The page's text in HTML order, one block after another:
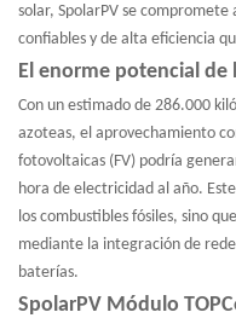
solar, SpolarPV se
confiables y de alta eficiencia
El enorme potencial de
Con un estimado de 286.000
azoteas, el aprovechamiento
fotovoltaicas (FV) podría
hora de electricidad al año.
los combustibles fósiles, sino
mediante la integración de
baterías.
SpolarPV Módulo